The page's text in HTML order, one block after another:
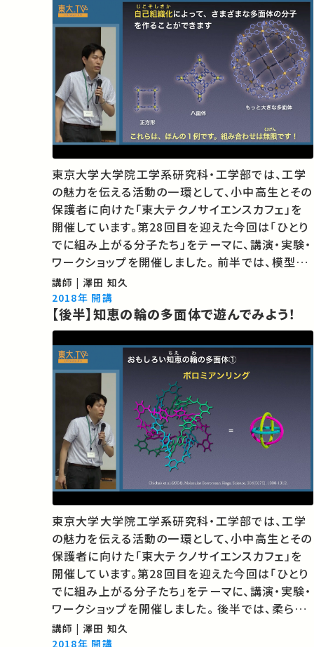
東京大学大学院工学系研究科・工学部では、工学
の魅力を伝える活動の一環として、小中高生とその
保護者に向けた「東大テクノサイエンスカフェ」を
開催しています。第28回目を迎えた今回は「ひとり
でに組み上がる分子たち」をテーマに、講演・実験・
ワークショップを開催しました。 前半では、模型作
りや分子を使った実験を通して自己集合する分子
について学びます！ ★東大テクノサイエンスカフェ
http://www.t.u-to…
講師 | 澤田 知久
2018年 開講
【後半】知恵の輪の多面体で遊んでみよう！
東京大学大学院工学系研究科・工学部では、工学
の魅力を伝える活動の一環として、小中高生とその
保護者に向けた「東大テクノサイエンスカフェ」を
開催しています。第28回目を迎えた今回は「ひとり
でに組み上がる分子たち」をテーマに、講演・実験・
ワークショップを開催しました。 後半では、柔らか
いワイヤー（モール）を使い、知恵の輪のように絡め
て、さまざまな多面体を作って遊びながら分子につ
講師 | 澤田 知久
2018年 開講